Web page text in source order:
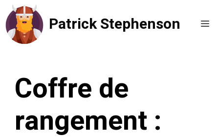
Aller
au
contenu
Patrick Stephenson
Coffre de
rangement :